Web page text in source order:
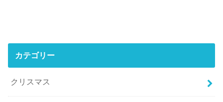
カテゴリー
クリスマス